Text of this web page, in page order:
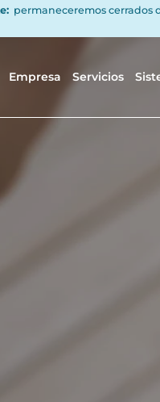
permaneceremos cerrados
Empresa Servicios